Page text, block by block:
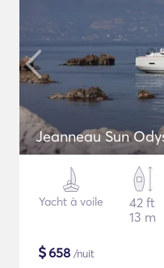
Jeanneau Sun
Yacht à voile
42 ft
13 m
$658 /nuit